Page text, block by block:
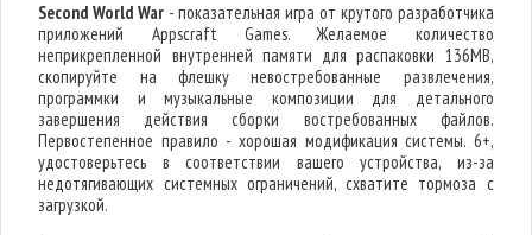
Second World War - показательная игра от крутого разработчика
приложений Appscraft Games. Желаемое количество
неприкрепленной внутренней памяти для распаковки 136MB,
скопируйте на флешку невостребованные развлечения,
программки и музыкальные композиции для детального
завершения действия сборки востребованных файлов.
Первостепенное правило - хорошая модификация системы. 6+,
удостоверьтесь в соответствии вашего устройства, из-за
недотягивающих системных ограничений, схватите тормоза с
загрузкой.